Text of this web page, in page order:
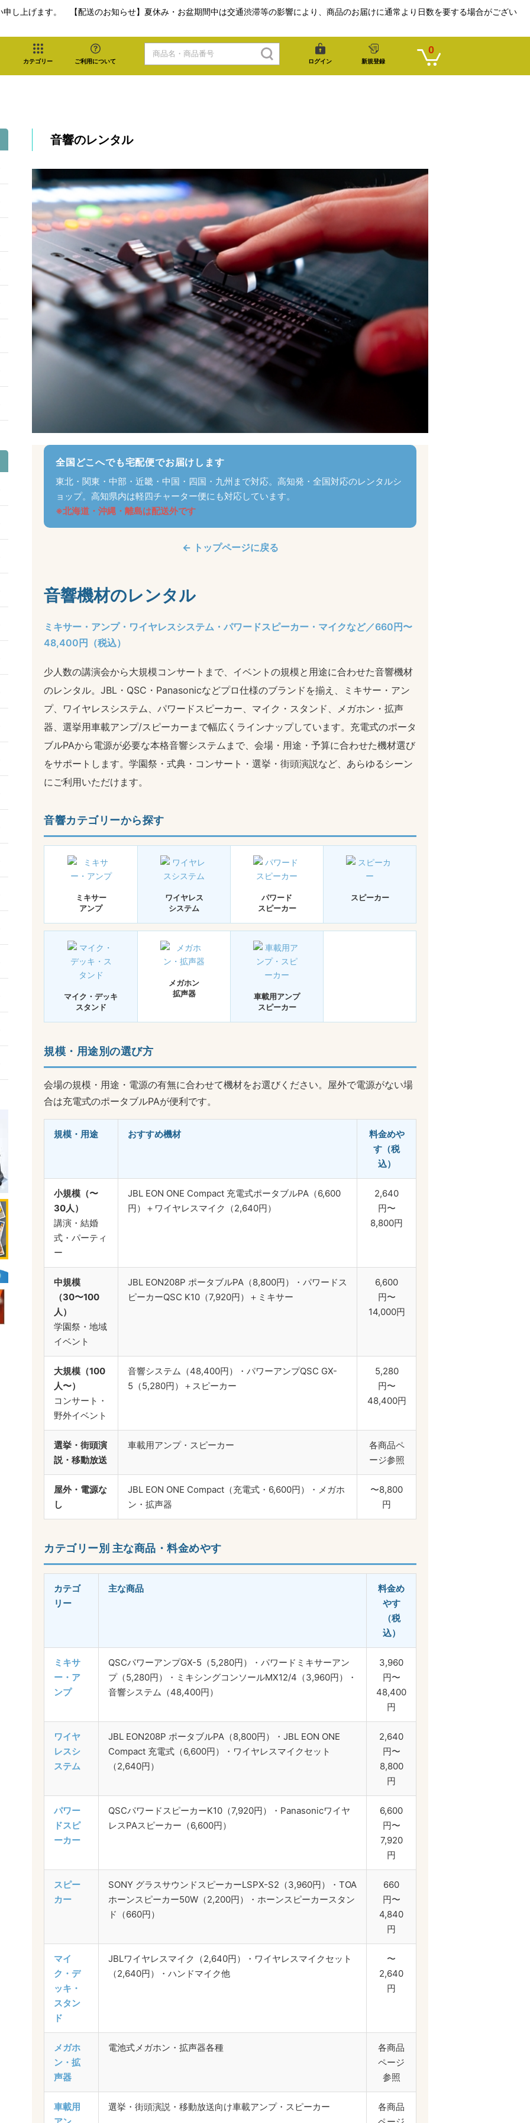
し上げます。 【配送のお知らせ】夏休み・お盆期間中は交通渋滞等の影響により、商品のお届けに通常より日数を要する場合がござい
カテゴリー ご利用について ログイン 新規登録
0
音響のレンタル
全国どこへでも宅配便でお届けします
東北・関東・中部・近畿・中国・四国・九州まで対応。高知発・全国対応のレンタルシ
ョップ。高知県内は軽四チャーター便にも対応しています。
※北海道・沖縄・離島は配送外です
← トップページに戻る
音響機材のレンタル
ミキサー・アンプ・ワイヤレスシステム・パワードスピーカー・マイクなど／660円〜
48,400円（税込）
少人数の講演会から大規模コンサートまで、イベントの規模と用途に合わせた音響機材
のレンタル。JBL・QSC・Panasonicなどプロ仕様のブランドを揃え、ミキサー・アン
プ、ワイヤレスシステム、パワードスピーカー、マイク・スタンド、メガホン・拡声
器、選挙用車載アンプ/スピーカーまで幅広くラインナップしています。充電式のポータ
ブルPAから電源が必要な本格音響システムまで、会場・用途・予算に合わせた機材選び
をサポートします。学園祭・式典・コンサート・選挙・街頭演説など、あらゆるシーン
にご利用いただけます。
音響カテゴリーから探す
ミキサー
アンプ
ワイヤレス
システム
パワード
スピーカー
スピーカー
マイク・デッキ
スタンド
メガホン
拡声器
車載用アンプ
スピーカー
規模・用途別の選び方
会場の規模・用途・電源の有無に合わせて機材をお選びください。屋外で電源がない場
合は充電式のポータブルPAが便利です。
規模・用途 おすすめ機材
料金めや
す（税
込）
小規模（〜
30人）
講演・結婚
式・パーティ
ー
JBL EON ONE Compact 充電式ポータブルPA（6,600
円）＋ワイヤレスマイク（2,640円）
2,640
円〜
8,800円
中規模
（30〜100
人）
学園祭・地域
イベント
JBL EON208P ポータブルPA（8,800円）・パワードス
ピーカーQSC K10（7,920円）＋ミキサー
6,600
円〜
14,000円
大規模（100
人〜）
コンサート・
野外イベント
音響システム（48,400円）・パワーアンプQSC GX-
5（5,280円）＋スピーカー
5,280
円〜
48,400円
選挙・街頭演
説・移動放送
車載用アンプ・スピーカー
各商品ペ
ージ参照
屋外・電源な
し
JBL EON ONE Compact（充電式・6,600円）・メガホ
ン・拡声器
〜8,800
円
カテゴリー別 主な商品・料金めやす
カテゴ
リー
主な商品
料金め
やす
（税
込）
ミキサ
ー・ア
ンプ
QSCパワーアンプGX-5（5,280円）・パワードミキサーアン
プ（5,280円）・ミキシングコンソールMX12/4（3,960円）・
音響システム（48,400円）
3,960
円〜
48,400
円
ワイヤ
レスシ
ステム
JBL EON208P ポータブルPA（8,800円）・JBL EON ONE
Compact 充電式（6,600円）・ワイヤレスマイクセット
（2,640円）
2,640
円〜
8,800
円
パワー
ドスピ
ーカー
QSCパワードスピーカーK10（7,920円）・Panasonicワイヤ
レスPAスピーカー（6,600円）
6,600
円〜
7,920
円
スピー
カー
SONY グラスサウンドスピーカーLSPX-S2（3,960円）・TOA
ホーンスピーカー50W（2,200円）・ホーンスピーカースタン
ド（660円）
660
円〜
4,840
円
マイ
ク・デ
ッキ・
スタン
ド
JBLワイヤレスマイク（2,640円）・ワイヤレスマイクセット
（2,640円）・ハンドマイク他
〜
2,640
円
メガホ
ン・拡
声器
電池式メガホン・拡声器各種
各商品
ページ
参照
車載用
選挙・街頭演説・移動放送向け車載アンプ・スピーカー
各商品